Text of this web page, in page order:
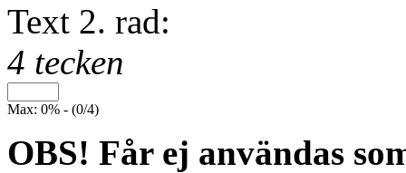
Text 2. rad:
4 tecken
Max: 0% - (0/4)
OBS! Får ej användas